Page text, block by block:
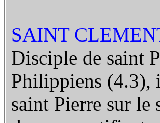
SAINT
Disciple de saint
Philippiens (4.3),
saint Pierre sur le